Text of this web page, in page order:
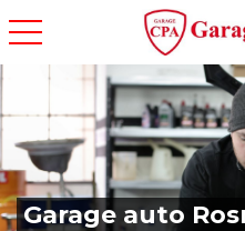
toggle navigation
Garage auto